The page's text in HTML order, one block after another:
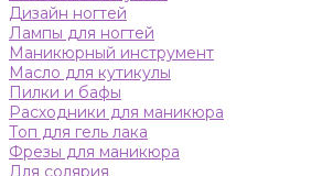
Дизайн ногтей
Лампы для ногтей
Маникюрный инструмент
Масло для кутикулы
Пилки и бафы
Расходники для маникюра
Топ для гель лака
Фрезы для маникюра
Для солярия